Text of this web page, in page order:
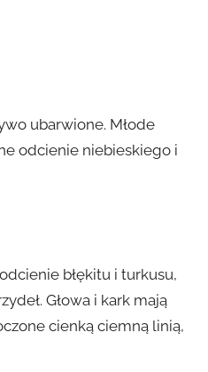
ubarwione. Młode
odcienie niebieskiego i
błękitu i turkusu,
Głowa i kark mają
cienką ciemną linią,